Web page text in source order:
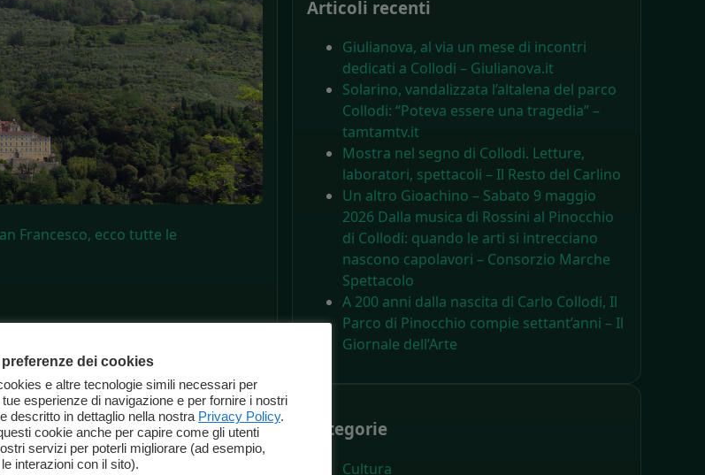
Francesco, ecco tutte le
Articoli recenti
Giulianova, al via un mese di incontri
dedicati a Collodi – Giulianova.it
Solarino, vandalizzata l’altalena del parco
Collodi: “Poteva essere una tragedia” –
tamtamtv.it
Mostra nel segno di Collodi. Letture,
laboratori, spettacoli – Il Resto del Carlino
Un altro Gioachino – Sabato 9 maggio
2026 Dalla musica di Rossini al Pinocchio
di Collodi: quando le arti si intrecciano
nascono capolavori – Consorzio Marche
Spettacolo
A 200 anni dalla nascita di Carlo Collodi, Il
Parco di Pinocchio compie settant’anni – Il
Giornale dell’Arte
Categorie
Cultura
dei cookies
e altre tecnologie simili necessari per
esperienze di navigazione e per fornire i nostri
descritto in dettaglio nella nostra Privacy Policy.
cookie anche per capire come gli utenti
servizi per poterli migliorare (ad esempio,
interazioni con il sito).